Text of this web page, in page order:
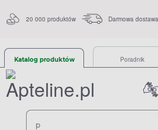
20 000 produktów Darmowa dostawa
Katalog produktów Poradnik